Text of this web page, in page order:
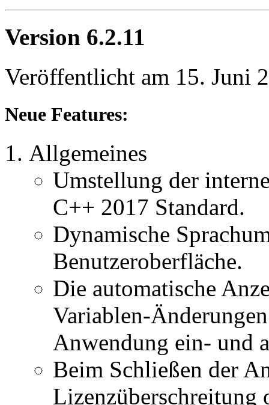
Version 6.2.11
Veröffentlicht am 15. Juni
Neue Features:
Allgemeines
Umstellung der
C++ 2017 Standard.
Dynamische
Benutzeroberfläche.
Die automatische
Variablen-
Anwendung ein- und
Beim Schließen der
Lizenzüberschreitung